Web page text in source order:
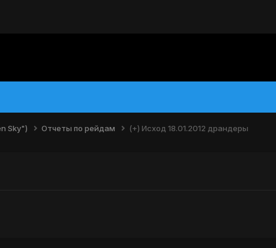
Sky") Отчеты по рейдам (+) Исход 18.01.2012 драндеры